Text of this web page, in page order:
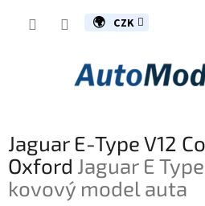
CZK
Jaguar E-Type V12
Oxford Jaguar E
kovový model auta